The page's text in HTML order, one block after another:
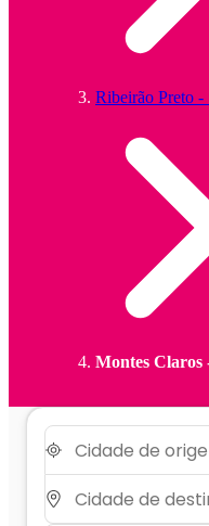
Ribeirão Preto -
Montes Claros